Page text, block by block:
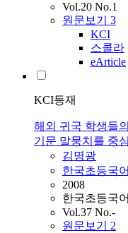
Vol.20 No.1
원문보기 3
KCI
스콜라
eArticle
KCI등재
해외 귀국 학생들
기문 말뭉치를 중
김명광
한국초등국
2008
한국초등국
Vol.37 No.-
원문보기 2